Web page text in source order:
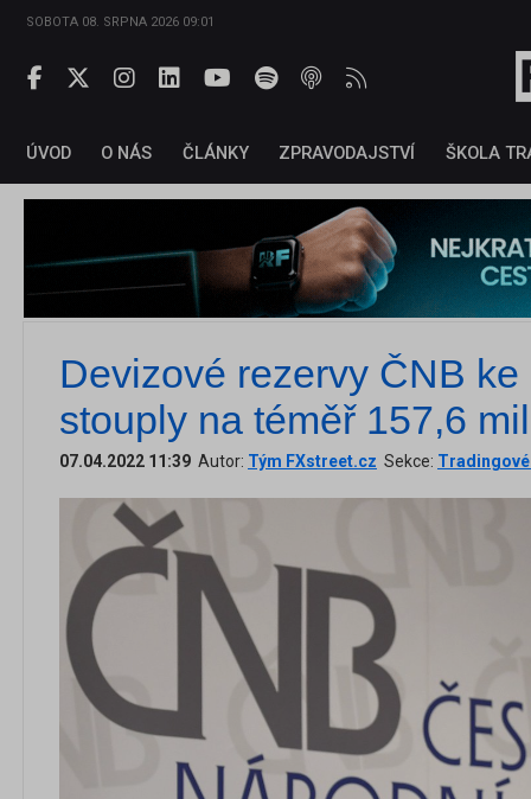
SOBOTA 08. SRPNA 2026 09:01
ÚVOD O NÁS ČLÁNKY ZPRAVODAJSTVÍ ŠKOLA
Devizové rezervy ČNB
stouply na téměř 157,6
07.04.2022 11:39 Autor: Tým FXstreet.cz Sekce: Tradingové